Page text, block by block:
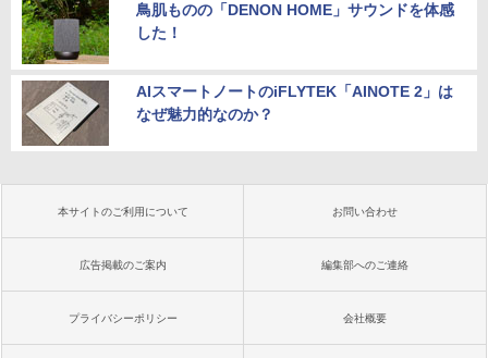
鳥肌ものの「DENON HOME」サウンドを体感
した！
AIスマートノートのiFLYTEK「AINOTE 2」は
なぜ魅力的なのか？
本サイトのご利用について お問い合わせ
広告掲載のご案内 編集部へのご連絡
プライバシーポリシー 会社概要